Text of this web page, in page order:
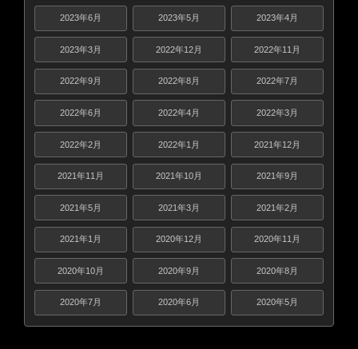
2023年6月 2023年5月 2023年4月
2023年3月 2022年12月 2022年11月
2022年9月 2022年8月 2022年7月
2022年6月 2022年4月 2022年3月
2022年2月 2022年1月 2021年12月
2021年11月 2021年10月 2021年9月
2021年5月 2021年3月 2021年2月
2021年1月 2020年12月 2020年11月
2020年10月 2020年9月 2020年8月
2020年7月 2020年6月 2020年5月